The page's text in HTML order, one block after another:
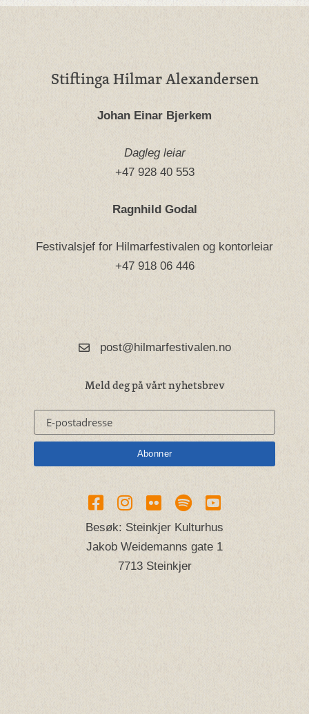
Stiftinga Hilmar Alexandersen
Johan Einar Bjerkem
Dagleg leiar
+47 928 40 553
Ragnhild Godal
Festivalsjef for Hilmarfestivalen og kontorleiar
+47 918 06 446
post@hilmarfestivalen.no
Meld deg på vårt nyhetsbrev
Besøk: Steinkjer Kulturhus
Jakob Weidemanns gate 1
7713 Steinkjer